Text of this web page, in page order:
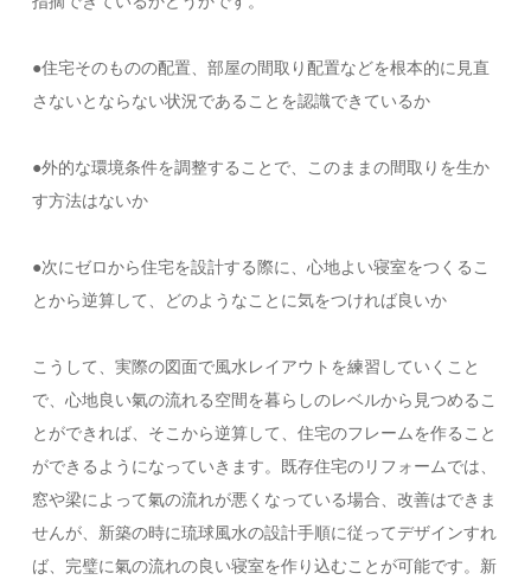
●住宅そのものの配置、部屋の間取り配置などを根本的に見直
さないとならない状況であることを認識できているか
●外的な環境条件を調整することで、このままの間取りを生か
す方法はないか
●次にゼロから住宅を設計する際に、心地よい寝室をつくるこ
とから逆算して、どのようなことに気をつければ良いか
こうして、実際の図面で風水レイアウトを練習していくこと
で、心地良い氣の流れる空間を暮らしのレベルから見つめるこ
とができれば、そこから逆算して、住宅のフレームを作ること
ができるようになっていきます。既存住宅のリフォームでは、
窓や梁によって氣の流れが悪くなっている場合、改善はできま
せんが、新築の時に琉球風水の設計手順に従ってデザインすれ
ば、完璧に氣の流れの良い寝室を作り込むことが可能です。新